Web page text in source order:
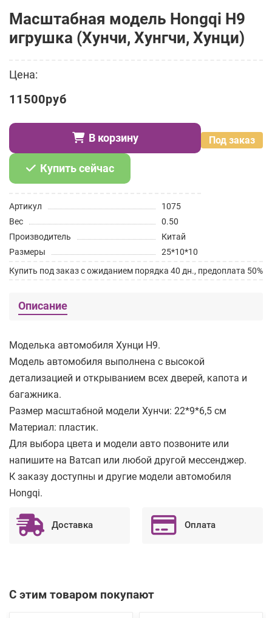
Масштабная модель Hongqi H9
игрушка (Хунчи, Хунгчи, Хунци)
Цена:
11500руб
Под заказ
В корзину
Купить сейчас
Артикул
1075
Вес
0.50
Производитель
Китай
Размеры
25*10*10
Купить под заказ с ожиданием порядка 40 дн., предоплата 50%
Описание
Моделька автомобиля Хунци H9.
Модель автомобиля выполнена с высокой
детализацией и открыванием всех дверей, капота и
багажника.
Размер масштабной модели Хунчи: 22*9*6,5 см
Материал: пластик.
Для выбора цвета и модели авто позвоните или
напишите на Ватсап или любой другой мессенджер.
К заказу доступны и другие модели автомобиля
Hongqi.
Доставка Оплата
С этим товаром покупают